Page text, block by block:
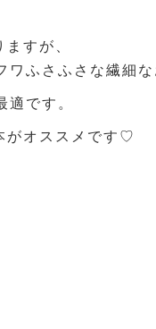
すが、
ふさふさな繊細な
です。
がオススメです♡